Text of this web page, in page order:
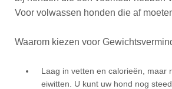
Voor volwassen honden die af
Waarom kiezen voor
Laag in vetten en calorieën, maar
eiwitten. U kunt uw hond nog